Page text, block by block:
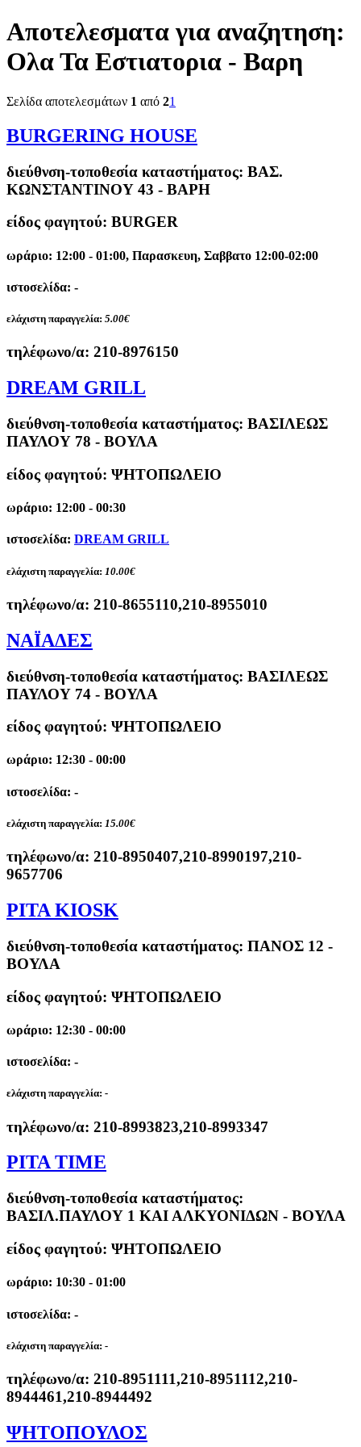
Αποτελεσματα για αναζητηση:
Ολα Τα Εστιατορια - Βαρη
Σελίδα αποτελεσμάτων 1 από 21
BURGERING HOUSE
διεύθνση-τοποθεσία καταστήματος: ΒΑΣ.
ΚΩΝΣΤΑΝΤΙΝΟΥ 43 - ΒΑΡΗ
είδος φαγητού: BURGER
ωράριο: 12:00 - 01:00, Παρασκευη, Σαββατο 12:00-02:00
ιστοσελίδα: -
ελάχιστη παραγγελία: 5.00€
τηλέφωνο/α: 210-8976150
DREAM GRILL
διεύθνση-τοποθεσία καταστήματος: ΒΑΣΙΛΕΩΣ
ΠΑΥΛΟΥ 78 - ΒΟΥΛΑ
είδος φαγητού: ΨΗΤΟΠΩΛΕΙΟ
ωράριο: 12:00 - 00:30
ιστοσελίδα: DREAM GRILL
ελάχιστη παραγγελία: 10.00€
τηλέφωνο/α: 210-8655110,210-8955010
ΝΑΪΑΔΕΣ
διεύθνση-τοποθεσία καταστήματος: ΒΑΣΙΛΕΩΣ
ΠΑΥΛΟΥ 74 - ΒΟΥΛΑ
είδος φαγητού: ΨΗΤΟΠΩΛΕΙΟ
ωράριο: 12:30 - 00:00
ιστοσελίδα: -
ελάχιστη παραγγελία: 15.00€
τηλέφωνο/α: 210-8950407,210-8990197,210-
9657706
PITA KIOSK
διεύθνση-τοποθεσία καταστήματος: ΠΑΝΟΣ 12 -
ΒΟΥΛΑ
είδος φαγητού: ΨΗΤΟΠΩΛΕΙΟ
ωράριο: 12:30 - 00:00
ιστοσελίδα: -
ελάχιστη παραγγελία: -
τηλέφωνο/α: 210-8993823,210-8993347
PITA TIME
διεύθνση-τοποθεσία καταστήματος:
ΒΑΣΙΛ.ΠΑΥΛΟΥ 1 ΚΑΙ ΑΛΚΥΟΝΙΔΩΝ - ΒΟΥΛΑ
είδος φαγητού: ΨΗΤΟΠΩΛΕΙΟ
ωράριο: 10:30 - 01:00
ιστοσελίδα: -
ελάχιστη παραγγελία: -
τηλέφωνο/α: 210-8951111,210-8951112,210-
8944461,210-8944492
ΨΗΤΟΠΟΥΛΟΣ